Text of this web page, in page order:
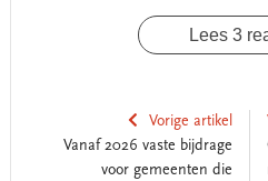
Lees 3
Vorige artikel
Vanaf 2026 vaste bijdrage
voor gemeenten die